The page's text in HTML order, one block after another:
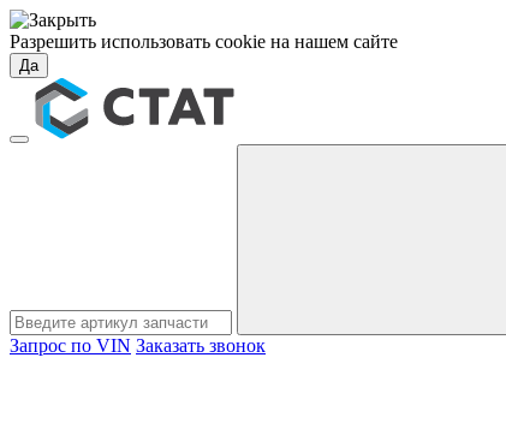
Разрешить использовать cookie на нашем сайте
Да
Запрос по VIN Заказать звонок